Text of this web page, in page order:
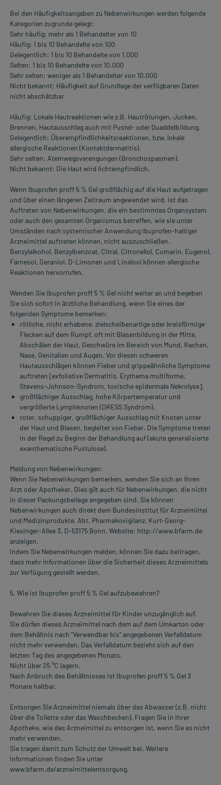
Bei den Häufigkeitsangaben zu Nebenwirkungen werden folgende
Kategorien zugrunde gelegt:
Sehr häufig: mehr als 1 Behandelter von 10
Häufig: 1 bis 10 Behandelte von 100
Gelegentlich: 1 bis 10 Behandelte von 1.000
Selten: 1 bis 10 Behandelte von 10.000
Sehr selten: weniger als 1 Behandelter von 10.000
Nicht bekannt: Häufigkeit auf Grundlage der verfügbaren Daten
nicht abschätzbar
Häufig: Lokale Hautreaktionen wie z.B. Hautrötungen, Jucken,
Brennen, Hautausschlag auch mit Pustel- oder Quaddelbildung.
Gelegentlich: Überempfindlichkeitsreaktionen, bzw. lokale
allergische Reaktionen (Kontaktdermatitis).
Sehr selten: Atemwegsverengungen (Bronchospasmen).
Nicht bekannt: Die Haut wird lichtempfindlich.
Wenn Ibuprofen proff 5 % Gel großflächig auf die Haut aufgetragen
und über einen längeren Zeitraum angewendet wird, ist das
Auftreten von Nebenwirkungen, die ein bestimmtes Organsystem
oder auch den gesamten Organismus betreffen, wie sie unter
Umständen nach systemischer Anwendung Ibuprofen-haltiger
Arzneimittel auftreten können, nicht auszuschließen.
Benzylalkohol, Benzylbenzoat, Citral, Citronellol, Cumarin, Eugenol,
Farnesol, Geraniol, D-Limonen und Linalool können allergische
Reaktionen hervorrufen.
Wenden Sie Ibuprofen proff 5 % Gel nicht weiter an und begeben
Sie sich sofort in ärztliche Behandlung, wenn Sie eines der
folgenden Symptome bemerken:
rötliche, nicht erhabene, zielscheibenartige oder kreisförmige
Flecken auf dem Rumpf, oft mit Blasenbildung in der Mitte,
Abschälen der Haut, Geschwüre im Bereich von Mund, Rachen,
Nase, Genitalien und Augen. Vor diesen schweren
Hautausschlägen können Fieber und grippeähnliche Symptome
auftreten [exfoliative Dermatitis, Erythema multiforme,
Stevens-Johnson-Syndrom, toxische epidermale Nekrolyse].
großflächiger Ausschlag, hohe Körpertemperatur und
vergrößerte Lymphknoten (DRESS Syndrom).
roter, schuppiger, großflächiger Ausschlag mit Knoten unter
der Haut und Blasen, begleitet von Fieber. Die Symptome treten
in der Regel zu Beginn der Behandlung auf (akute generalisierte
exanthematische Pustulose).
Meldung von Nebenwirkungen:
Wenn Sie Nebenwirkungen bemerken, wenden Sie sich an Ihren
Arzt oder Apotheker. Dies gilt auch für Nebenwirkungen, die nicht
in dieser Packungsbeilage angegeben sind. Sie können
Nebenwirkungen auch direkt dem Bundesinstitut für Arzneimittel
und Medizinprodukte, Abt. Pharmakovigilanz, Kurt-Georg-
Kiesinger-Allee 3, D-53175 Bonn, Website: http://www.bfarm.de
anzeigen.
Indem Sie Nebenwirkungen melden, können Sie dazu beitragen,
dass mehr Informationen über die Sicherheit dieses Arzneimittels
zur Verfügung gestellt werden.
5. Wie ist Ibuprofen proff 5 % Gel aufzubewahren?
Bewahren Sie dieses Arzneimittel für Kinder unzugänglich auf.
Sie dürfen dieses Arzneimittel nach dem auf dem Umkarton oder
dem Behältnis nach "Verwendbar bis" angegebenen Verfalldatum
nicht mehr verwenden. Das Verfalldatum bezieht sich auf den
letzten Tag des angegebenen Monats.
Nicht über 25 °C lagern.
Nach Anbruch des Behältnisses ist Ibuprofen proff 5 % Gel 3
Monate haltbar.
Entsorgen Sie Arzneimittel niemals über das Abwasser (z.B. nicht
über die Toilette oder das Waschbecken). Fragen Sie in Ihrer
Apotheke, wie das Arzneimittel zu entsorgen ist, wenn Sie es nicht
mehr verwenden.
Sie tragen damit zum Schutz der Umwelt bei. Weitere
Informationen finden Sie unter
www.bfarm.de/arzneimittelentsorgung.